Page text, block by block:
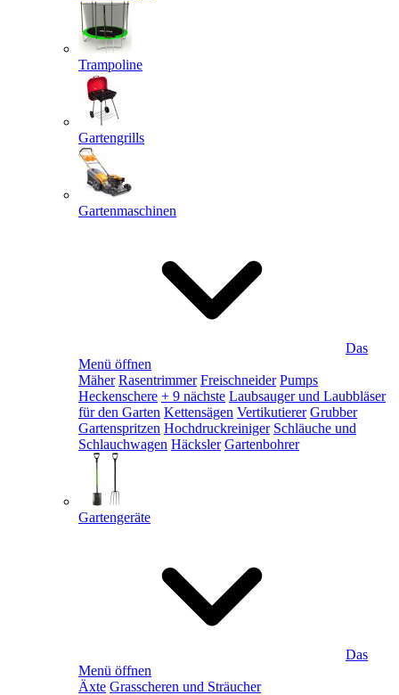
Trampoline
Gartengrills
Gartenmaschinen
Das
Menü öffnen
Mäher Rasentrimmer Freischneider Pumps
Heckenschere + 9 nächste Laubsauger und Laubbläser
für den Garten Kettensägen Vertikutierer Grubber
Gartenspritzen Hochdruckreiniger Schläuche und
Schlauchwagen Häcksler Gartenbohrer
Gartengeräte
Das
Menü öffnen
Äxte Grasscheren und Sträucher